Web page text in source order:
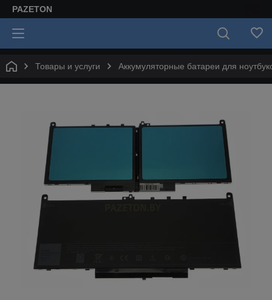
PAZETON
Товары и услуги Аккумуляторные батареи для